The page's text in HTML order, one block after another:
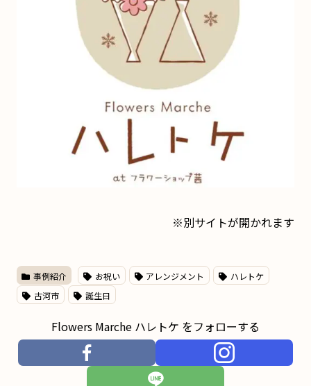
※別サイトが開かれます
事例紹介 お祝い アレンジメント
ハレトケ
古河市
誕生日
Flowers Marche ハレトケ をフォローする